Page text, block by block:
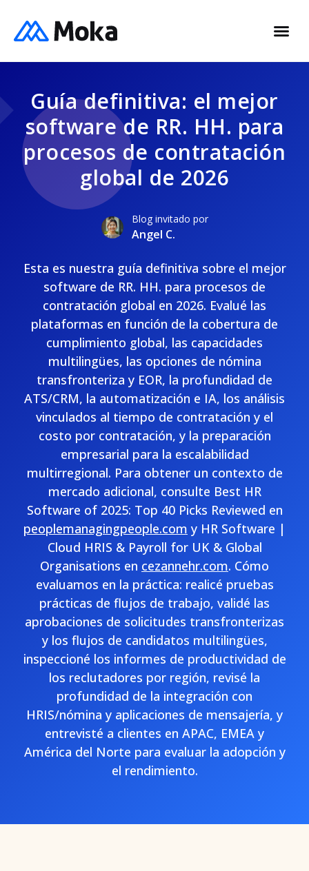
Guía definitiva: el mejor
software de RR. HH. para
procesos de contratación
global de 2026
Blog invitado por
Angel C.
Esta es nuestra guía definitiva sobre el mejor
software de RR. HH. para procesos de
contratación global en 2026. Evalué las
plataformas en función de la cobertura de
cumplimiento global, las capacidades
multilingües, las opciones de nómina
transfronteriza y EOR, la profundidad de
ATS/CRM, la automatización e IA, los análisis
vinculados al tiempo de contratación y el
costo por contratación, y la preparación
empresarial para la escalabilidad
multirregional. Para obtener un contexto de
mercado adicional, consulte Best HR
Software of 2025: Top 40 Picks Reviewed en
peoplemanagingpeople.com y HR Software |
Cloud HRIS & Payroll for UK & Global
Organisations en cezannehr.com. Cómo
evaluamos en la práctica: realicé pruebas
prácticas de flujos de trabajo, validé las
aprobaciones de solicitudes transfronterizas
y los flujos de candidatos multilingües,
inspeccioné los informes de productividad de
los reclutadores por región, revisé la
profundidad de la integración con
HRIS/nómina y aplicaciones de mensajería, y
entrevisté a clientes en APAC, EMEA y
América del Norte para evaluar la adopción y
el rendimiento.